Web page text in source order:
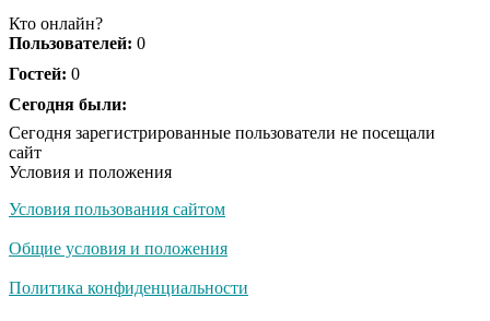
жена и дочь
Кто онлайн?
Пользователей: 0
Гостей: 0
Сегодня были:
Сегодня зарегистрированные пользователи не посещали
сайт
Условия и положения
Условия пользования сайтом
Общие условия и положения
Политика конфиденциальности